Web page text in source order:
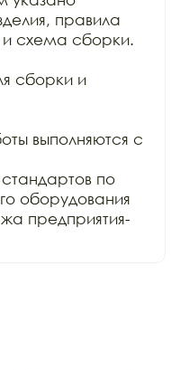
правила
и схема сборки.
сборки и
выполняются с
по
оборудования
предприятия-